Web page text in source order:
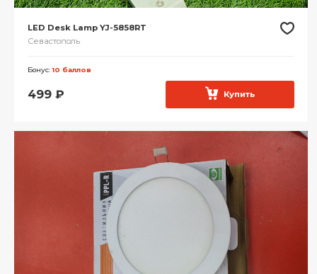
LED Desk Lamp YJ-5858RT
Севастополь
Бонус:10 баллов
499 ₽ Купить